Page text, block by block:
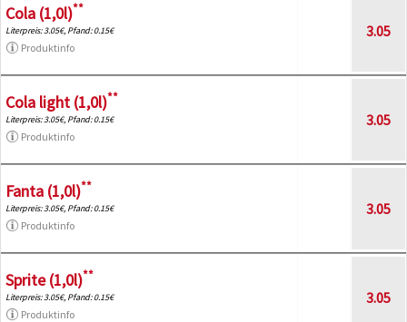
Cola (1,0l)**
Literpreis: 3.05€, Pfand: 0.15€
Produktinfo
3.05
Cola light (1,0l)**
Literpreis: 3.05€, Pfand: 0.15€
Produktinfo
3.05
Fanta (1,0l)**
Literpreis: 3.05€, Pfand: 0.15€
Produktinfo
3.05
Sprite (1,0l)**
Literpreis: 3.05€, Pfand: 0.15€
Produktinfo
3.05